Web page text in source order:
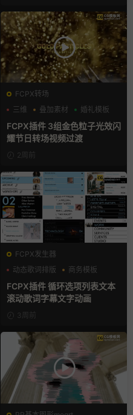
FCPX转场
三维
叠加素材 婚礼模板
FCPX插件 3组金色粒子光效闪
耀节日转场视频过渡
2周前
FCPX发生器
动态歌词排版
商务模板
字幕模板
FCPX插件 循环选项列表文本
滚动歌词字幕文字动画
3周前